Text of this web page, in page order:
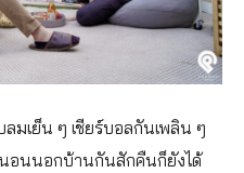
มเย็น ๆ เชียร์บอลกันเพลิน ๆ
อนนอกบ้านกันสักคืนก็ยังได้